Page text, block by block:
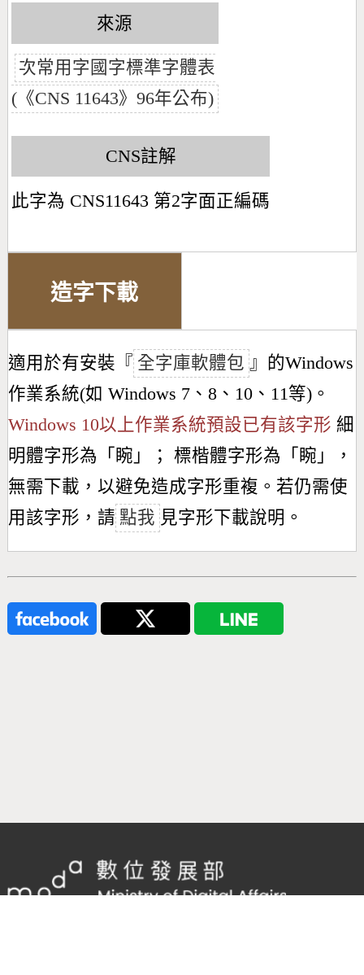
來源
次常用字國字標準字體表
(《CNS 11643》96年公布)
CNS註解
此字為 CNS11643 第2字面正編碼
造字下載
適用於有安裝『 全字庫軟體包 』的Windows
作業系統(如 Windows 7、8、10、11等)。
Windows 10以上作業系統預設已有該字形 細
明體字形為「 睕 」； 標楷體字形為「 睕 」，
無需下載，以避免造成字形重複。若仍需使
用該字形，請 點我 見字形下載說明。